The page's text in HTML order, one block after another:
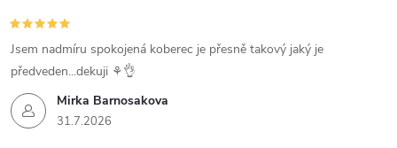
Mirka Barnosakova
31.7.2026
Jsem nadmíru spokojená koberec je přesně takový jaký je
předveden...dekuji ⚘️👌